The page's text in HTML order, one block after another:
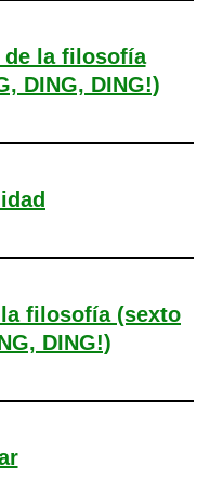
de la filosofía
DING, DING!)
filosofía (sexto
DING!)